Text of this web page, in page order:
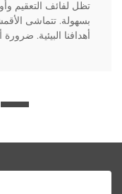
تظل لفائف التعقيم
بسهولة. تتماشى
أهدافنا البيئية.